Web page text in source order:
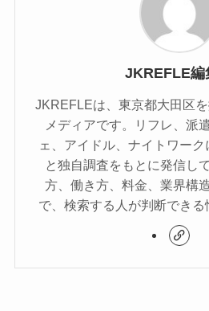
JKREFLE編
JKREFLEは、東京都大田区
メディアです。リフレ、派
ェ、アイドル、ナイトワー
と独自調査をもとに発信し
方、働き方、料金、業界構
で、検索する人が判断できる